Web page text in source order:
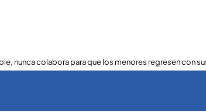
nunca colabora para que los menores regresen con